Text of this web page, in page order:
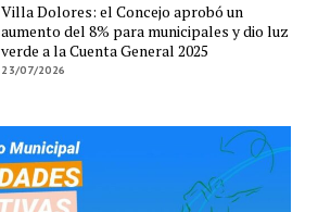
Villa Dolores: el Concejo aprobó un
aumento del 8% para municipales y dio luz
verde a la Cuenta General 2025
23/07/2026